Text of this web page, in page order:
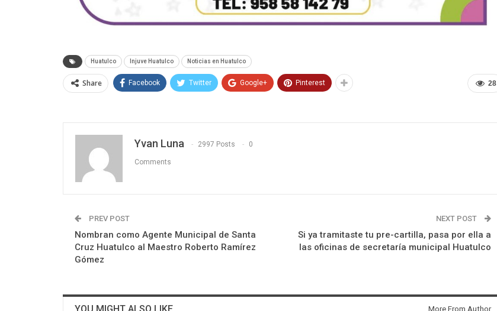
Huatulco Injuve Huatulco Noticias en Huatulco
28
Share Facebook Twitter Google+ Pinterest
Yvan Luna 2997 Posts 0
Comments
PREV POST
Nombran como Agente Municipal de Santa
Cruz Huatulco al Maestro Roberto Ramírez
Gómez
NEXT POST
Si ya tramitaste tu pre-cartilla, pasa por ella a
las oficinas de secretaría municipal Huatulco
More From Author